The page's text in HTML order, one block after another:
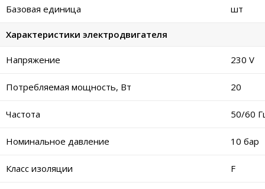
Базовая единица шт
Характеристики электродвигателя
Напряжение 230 V
Потребляемая мощность, Вт 20
Частота 50/60
Номинальное давление 10 бар
Класс изоляции F